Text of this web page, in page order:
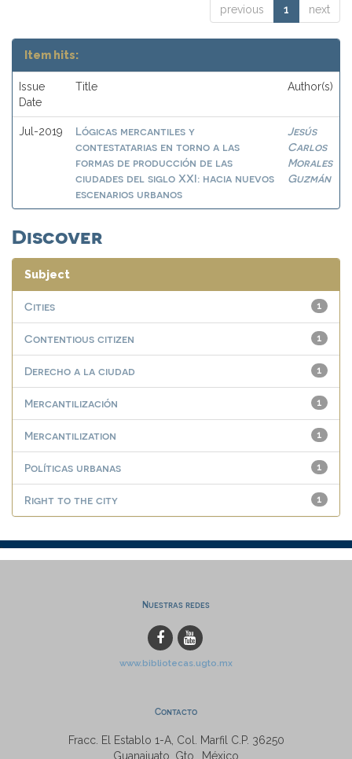
previous 1 next
Item hits:
Issue
Date
Title Author(s)
Jul-2019
Lógicas mercantiles y
contestatarias en torno a las
formas de producción de las
ciudades del siglo XXI: hacia nuevos
escenarios urbanos
Jesús
Carlos
Morales
Guzmán
Discover
Subject
1
Cities
1
Contentious citizen
1
Derecho a la ciudad
1
Mercantilización
1
Mercantilization
1
Políticas urbanas
1
Right to the city
Nuestras redes
www.bibliotecas.ugto.mx
Contacto
Fracc. El Establo 1-A, Col. Marfil C.P. 36250
Guanajuato, Gto., México